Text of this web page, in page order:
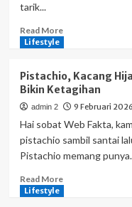
Makin
tarik...
Read MoreRead
Ring
Renyah
Kesukaan
Seluruh
Golongan
Senantiasa
Menggoda
Lifestyle
Pistachio, Kacang
Bikin Ketagihan
admin 2 9 Februari 2026
Hai sobat Web Fakta,
pistachio sambil santai
Pistachio memang
Read MoreRead
Lifestyle